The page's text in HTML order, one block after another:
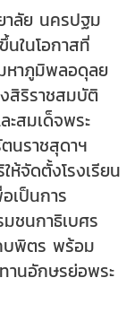
ลัย นครปฐม
ในโอกาสที่
หาภูมิพลอดุลย
สิริราชสมบัติ
สมเด็จพระ
นราชสุดาฯ
ห้จัดตั้งโรงเรียน
เป็นการ
ชนกาธิเบศร
บพิตร พร้อม
านอักษรย่อพระ